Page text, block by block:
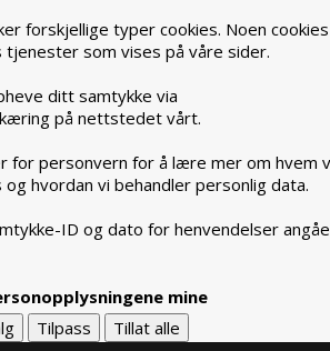
forskjellige typer cookies. Noen
som vises på våre sider.
ditt samtykke via
på nettstedet vårt.
for personvern for å lære mer om hvem
og hvordan vi behandler personlig data.
ID og dato for henvendelser
mine
Tilpass Tillat alle